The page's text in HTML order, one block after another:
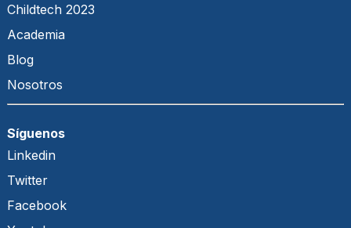
Childtech 2023
Academia
Blog
Nosotros
Síguenos
Linkedin
Twitter
Facebook